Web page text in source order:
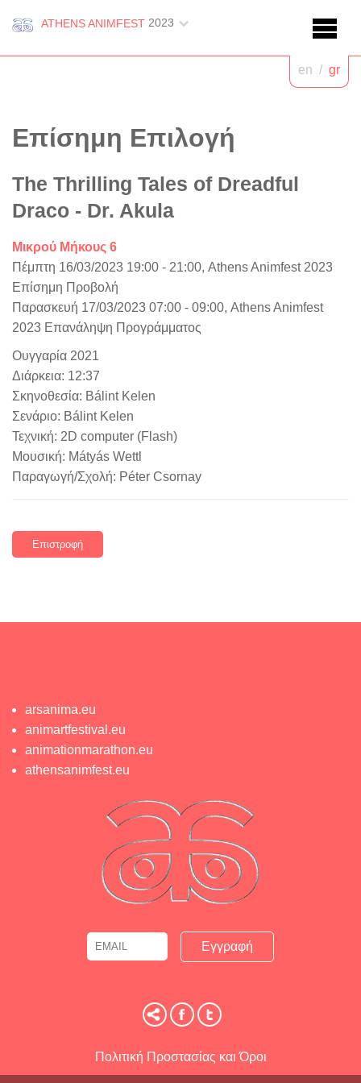
ATHENS ANIMFEST 2023
en / gr
Επίσημη Επιλογή
The Thrilling Tales of Dreadful
Draco - Dr. Akula
Μικρού Μήκους 6
Πέμπτη 16/03/2023 19:00 - 21:00, Athens Animfest 2023
Επίσημη Προβολή
Παρασκευή 17/03/2023 07:00 - 09:00, Athens Animfest
2023 Επανάληψη Προγράμματος
Ουγγαρία 2021
Διάρκεια: 12:37
Σκηνοθεσία: Bálint Kelen
Σενάριο: Bálint Kelen
Τεχνική: 2D computer (Flash)
Μουσική: Mátyás Wettl
Παραγωγή/Σχολή: Péter Csornay
Επιστροφή
arsanima.eu
animartfestival.eu
animationmarathon.eu
athensanimfest.eu
Email Name
Πολιτική Προστασίας και Όροι